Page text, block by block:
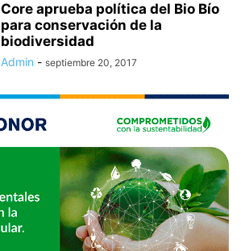
Core aprueba política del Bio Bío
para conservación de la
biodiversidad
Admin - septiembre 20, 2017